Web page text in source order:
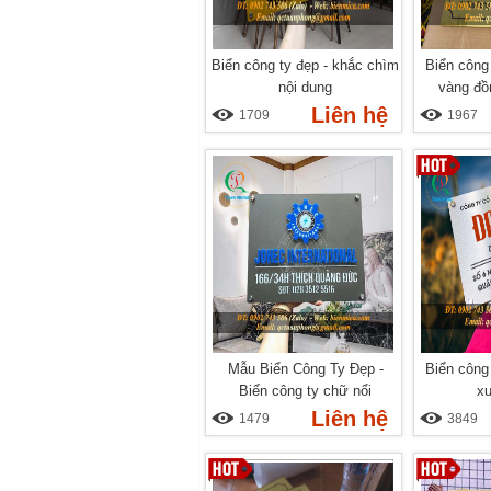
Biển công ty đẹp - khắc chìm
nội dung
1709 Liên hệ
Biển
vàng
1967
Mẫu Biển Công Ty Đẹp -
Biển công ty chữ nổi
1479 Liên hệ
Biển
3849